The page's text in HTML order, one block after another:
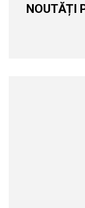
NOUTĂȚI